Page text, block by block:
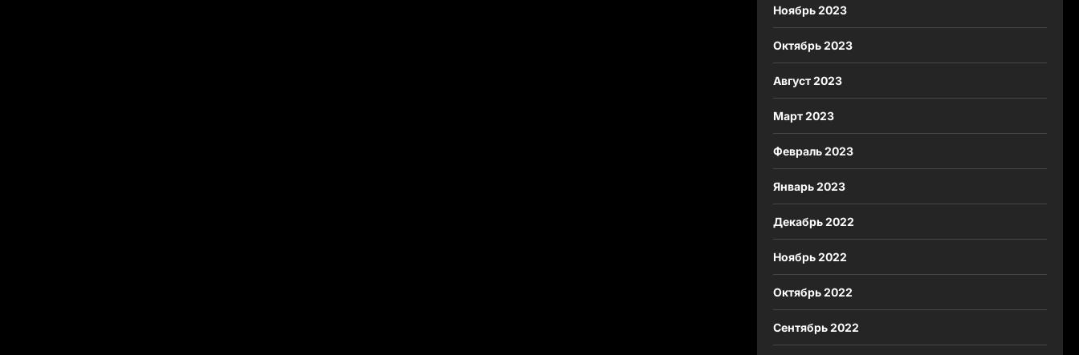
Ноябрь 2023
Октябрь 2023
Август 2023
Март 2023
Февраль 2023
Январь 2023
Декабрь 2022
Ноябрь 2022
Октябрь 2022
Сентябрь 2022